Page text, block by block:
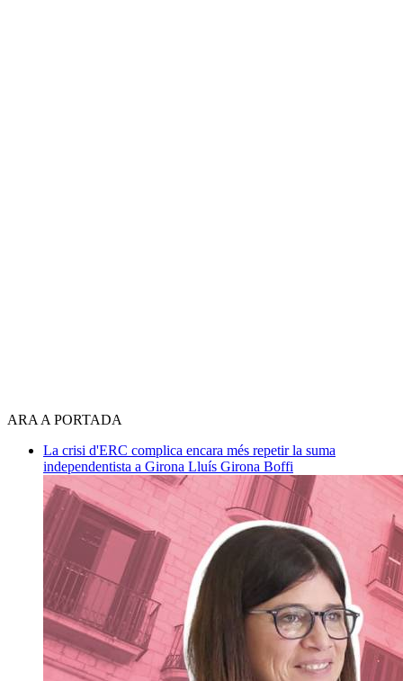
ARA A PORTADA
La crisi d'ERC complica encara més repetir la suma
independentista a Girona Lluís Girona Boffi